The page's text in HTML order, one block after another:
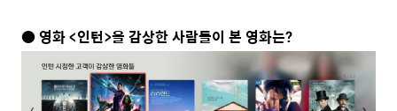
● 영화 <인턴>을 감상한 사람들이 본 영화는?